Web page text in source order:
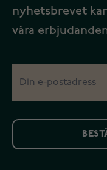
nyhetsbrevet
våra